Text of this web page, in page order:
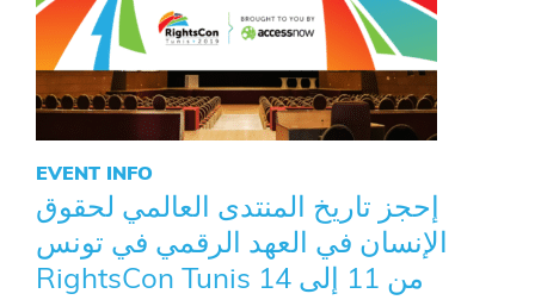
EVENT INFO
إحجز تاريخ المنتدى العالمي لحقوق
الإنسان في العهد الرقمي في تونس
RightsCon Tunis من 11 إلى 14